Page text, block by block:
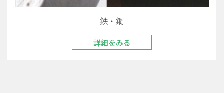
鉄・鋼
詳細をみる